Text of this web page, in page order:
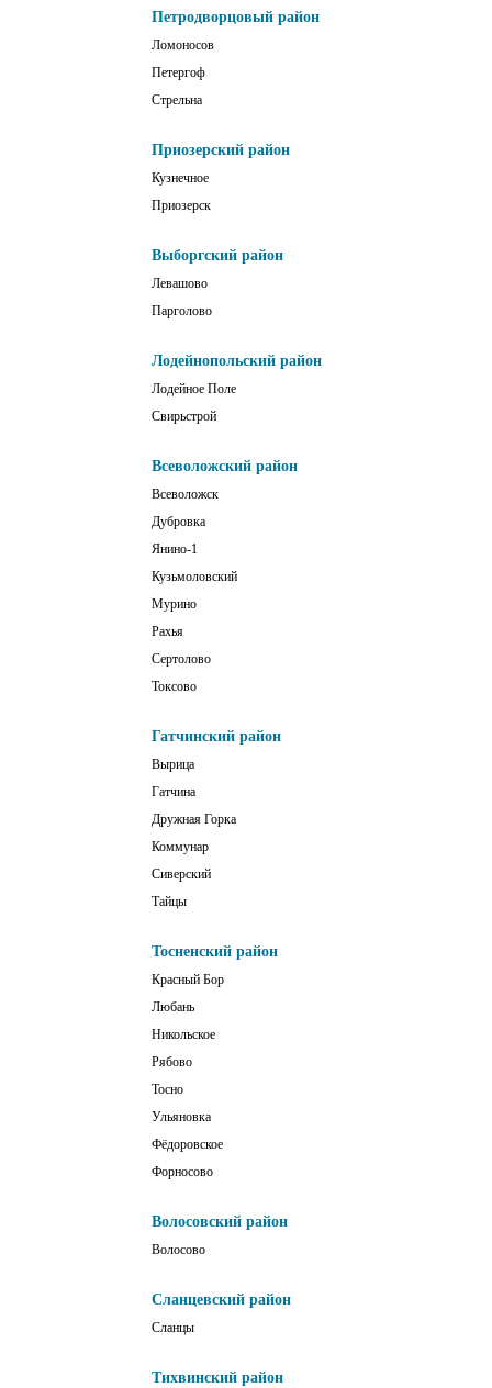
Петродворцовый район
Ломоносов
Петергоф
Стрельна
Приозерский район
Кузнечное
Приозерск
Выборгский район
Левашово
Парголово
Лодейнопольский район
Лодейное Поле
Свирьстрой
Всеволожский район
Всеволожск
Дубровка
Янино-1
Кузьмоловский
Мурино
Рахья
Сертолово
Токсово
Гатчинский район
Вырица
Гатчина
Дружная Горка
Коммунар
Сиверский
Тайцы
Тосненский район
Красный Бор
Любань
Никольское
Рябово
Тосно
Ульяновка
Фёдоровское
Форносово
Волосовский район
Волосово
Сланцевский район
Сланцы
Тихвинский район